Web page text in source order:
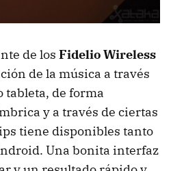
de los Fidelio Wireless
de la música a través
tableta, de forma
y a través de ciertas
tiene disponibles tanto
Una bonita interfaz